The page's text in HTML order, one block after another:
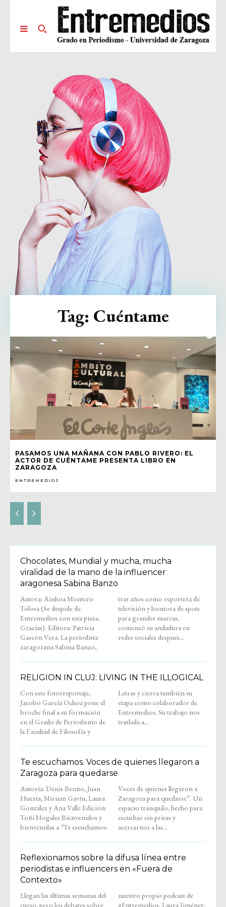
PASAMOS UNA MAÑANA CON PABLO RIVERO: EL
ACTOR DE CUÉNTAME PRESENTA LIBRO EN
ZARAGOZA
ENTREMEDIOS
Tag: Cuéntame
Chocolates, Mundial y mucha, mucha
viralidad de la mano de la influencer
aragonesa Sabina Banzo
Autora: Ainhoa Montero
Tolosa (Se despide de
Entremedios con esta pieza.
Gracias). Editora: Patricia
Gascón Vera. La periodista
zaragozana Sabina Banzo,
tras años como reportera de
televisión y locutora de spots
para grandes marcas,
comenzó su andadura en
redes sociales después...
RELIGION IN CLUJ: LIVING IN THE ILLOGICAL
Con este fotorreportaje,
Jacobo García Ochoa pone el
broche final a su formación
en el Grado de Periodismo de
la Facultad de Filosofía y
Letras y cierra también su
etapa como colaborador de
Entremedios. Su trabajo nos
traslada a...
Te escuchamos. Voces de quienes llegaron a
Zaragoza para quedarse
Autoría: Denis Benito, Juan
Huerta, Miriam Gavín, Laura
González y Ana Valle Edición:
Toñi Nogales Bienvenidos y
bienvenidas a “Te escuchamos.
Voces de quienes llegaron a
Zaragoza para quedarse”. Un
espacio tranquilo, hecho para
escuchar sin prisas y
acercarnos a las...
Reflexionamos sobre la difusa línea entre
periodistas e influencers en «Fuera de
Contexto»
Llegan las últimas semanas del
curso, pero los debates sobre
nuestro propio podcast de
#Entremedios. Laura Jiménez,